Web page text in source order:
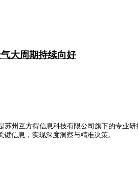
大周期持续向好
苏州互方得信息科技有限公司旗下的专
信息，实现深度洞察与精准决策。